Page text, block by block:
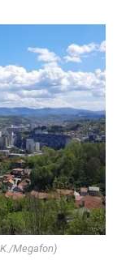
Megafon)